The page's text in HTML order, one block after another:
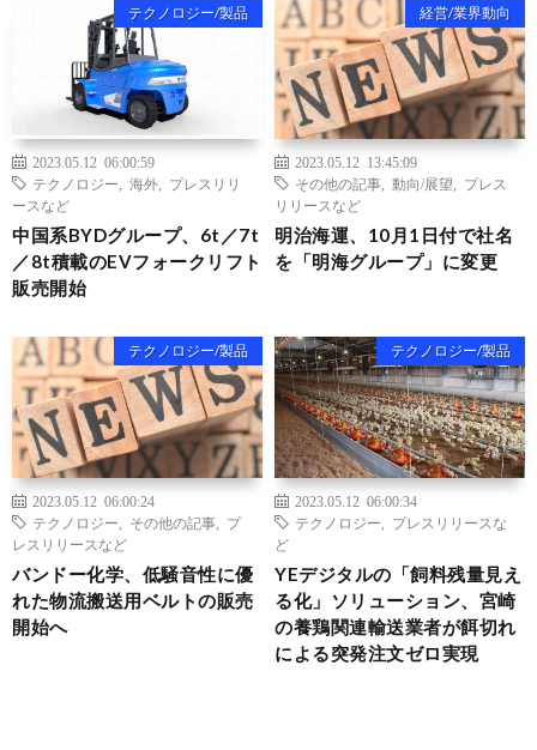
テクノロジー/製品
2023.05.12 06:00:59
テクノロジー
海外
プレスリリ
ースなど
中国系BYDグループ、6t／7t
／8t積載のEVフォークリフト
販売開始
経営/業界動向
2023.05.12 13:45:09
その他の記事
動向/展望
プレス
リリースなど
明治海運、10月1日付で社名
を「明海グループ」に変更
テクノロジー/製品
2023.05.12 06:00:24
テクノロジー
その他の記事
プ
レスリリースなど
バンドー化学、低騒音性に優
れた物流搬送用ベルトの販売
開始へ
テクノロジー/製品
2023.05.12 06:00:34
テクノロジー
プレスリリースな
ど
YEデジタルの「飼料残量見え
る化」ソリューション、宮崎
の養鶏関連輸送業者が餌切れ
による突発注文ゼロ実現